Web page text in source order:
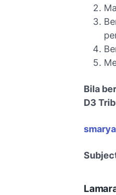
Bila
D3